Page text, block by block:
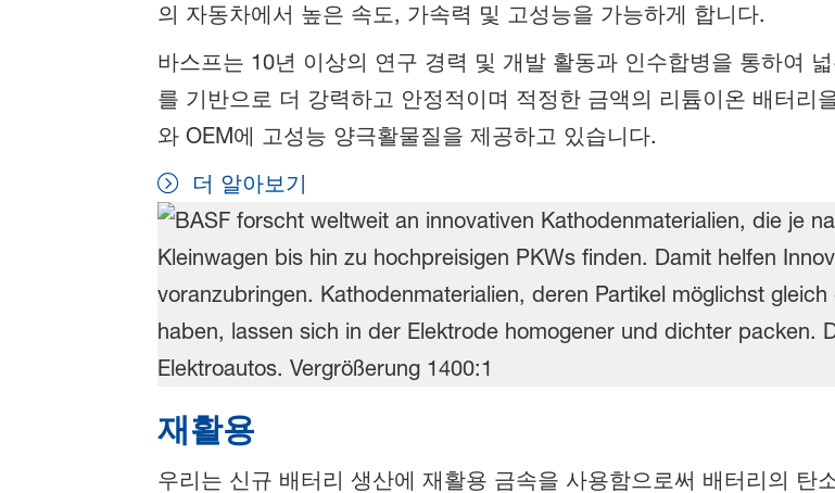
의 자동차에서 높은 속도, 가속력 및 고성능을 가능하게 합니다.
바스프는 10년 이상의 연구 경력 및 개발 활동과 인수합병을 통하여
를 기반으로 더 강력하고 안정적이며 적정한 금액의 리튬이온 배터리
와 OEM에 고성능 양극활물질을 제공하고 있습니다.
더 알아보기
재활용
우리는 신규 배터리 생산에 재활용 금속을 사용함으로써 배터리의 탄